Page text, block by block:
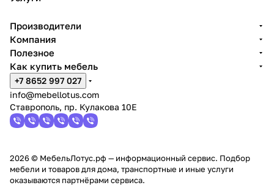
Производители
Компания
Полезное
Как купить мебель
+7 8652 997 027
info@mebellotus.com
Ставрополь, пр. Кулакова 10Е
2026 © МебельЛотус.рф — информационный сервис. Подбор
мебели и товаров для дома, транспортные и иные услуги
оказываются партнёрами сервиса.